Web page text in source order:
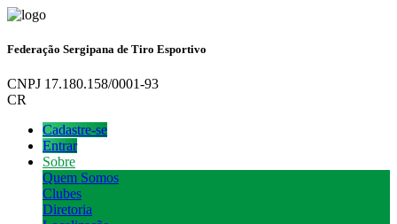
Federação Sergipana de Tiro Esportivo
CNPJ 17.180.158/0001-93
CR
Cadastre-se
Entrar
Sobre
Quem Somos
Clubes
Diretoria